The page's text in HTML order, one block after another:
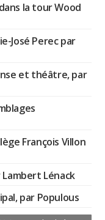
la tour Wood
José Perec par
et théâtre, par
François Villon
Lénack
par Populous